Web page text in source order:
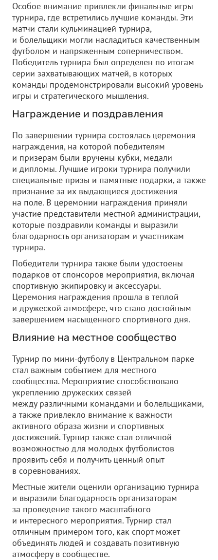
Особое внимание привлекли финальные игры
турнира, где встретились лучшие команды. Эти
матчи стали кульминацией турнира,
и болельщики могли насладиться качественным
футболом и напряженным соперничеством.
Победитель турнира был определен по итогам
серии захватывающих матчей, в которых
команды продемонстрировали высокий уровень
игры и стратегического мышления.
Награждение и поздравления
По завершении турнира состоялась церемония
награждения, на которой победителям
и призерам были вручены кубки, медали
и дипломы. Лучшие игроки турнира получили
специальные призы и памятные подарки, а также
признание за их выдающиеся достижения
на поле. В церемонии награждения приняли
участие представители местной администрации,
которые поздравили команды и выразили
благодарность организаторам и участникам
турнира.
Победители турнира также были удостоены
подарков от спонсоров мероприятия, включая
спортивную экипировку и аксессуары.
Церемония награждения прошла в теплой
и дружеской атмосфере, что стало достойным
завершением насыщенного спортивного дня.
Влияние на местное сообщество
Турнир по мини-футболу в Центральном парке
стал важным событием для местного
сообщества. Мероприятие способствовало
укреплению дружеских связей
между различными командами и болельщиками,
а также привлекло внимание к важности
активного образа жизни и спортивных
достижений. Турнир также стал отличной
возможностью для молодых футболистов
проявить себя и получить ценный опыт
в соревнованиях.
Местные жители оценили организацию турнира
и выразили благодарность организаторам
за проведение такого масштабного
и интересного мероприятия. Турнир стал
отличным примером того, как спорт может
объединять людей и создавать позитивную
атмосферу в сообществе.